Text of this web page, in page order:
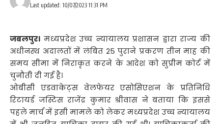
Last updated: 10/07/2023 11:31 PM
जबलपुर। मध्यप्रदेश उच्च न्यायालय प्रशासन द्वारा राज्य की
अधीनस्थ अदालतों में लंबित 25 पुराने प्रकरण तीन माह की
समय सीमा में निराकृत करने के आदेश को सुप्रीम कोर्ट में
चुनौती दी गई है।
ओबीसी एडवाकेट्स वेलफेयर एसोसिएशन के प्रतिनिधि
रिटायर्ड जस्टिस राजेंद्र कुमार श्रीवास ने बताया कि इससे
पहले मार्च में इसी मामले को लेकर मध्यप्रदेश उच्च न्यायालय